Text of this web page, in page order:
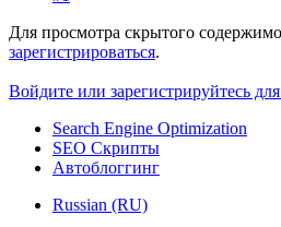
Для просмотра скрытого
зарегистрироваться.
Войдите или зарегистрируйтесь для
Search Engine Optimization
SEO Скрипты
Автоблоггинг
Russian (RU)